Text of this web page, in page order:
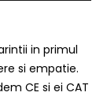
in primul
si empatie.
CE si ei CAT